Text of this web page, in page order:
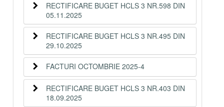
RECTIFICARE BUGET HCLS 3 NR.598 DIN
05.11.2025
RECTIFICARE BUGET HCLS 3 NR.495 DIN
29.10.2025
FACTURI OCTOMBRIE 2025-4
RECTIFICARE BUGET HCLS 3 NR.403 DIN
18.09.2025